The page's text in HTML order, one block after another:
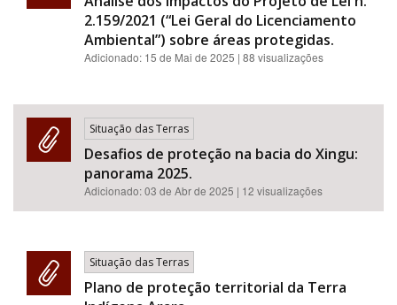
2.159/2021 (“Lei Geral do Licenciamento
Ambiental”) sobre áreas protegidas.
Adicionado: 15 de Mai de 2025 | 88 visualizações
Situação das Terras
Desafios de proteção na bacia do Xingu:
panorama 2025.
Adicionado:03 de Abr de 2025 | 12 visualizações
Situação das Terras
Plano de proteção territorial da Terra